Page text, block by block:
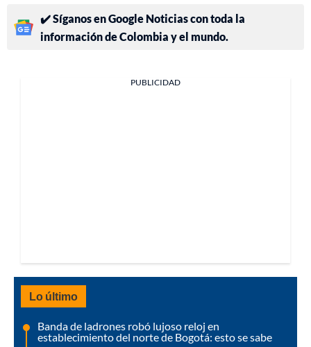
✔️ Síganos en Google Noticias con toda la
información de Colombia y el mundo.
PUBLICIDAD
Lo último
Banda de ladrones robó lujoso reloj en
establecimiento del norte de Bogotá: esto se sabe